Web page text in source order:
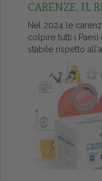
CARENZE, IL
Nel 2024 le
colpire tutti i Paesi
stabile rispetto